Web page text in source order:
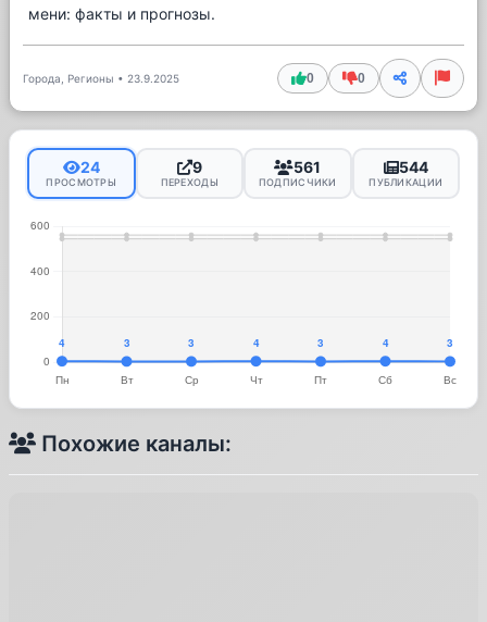
мени: факты и прогнозы.
Города, Регионы • 23.9.2025 0 0
24
ПРОСМОТРЫ
9
ПЕРЕХОДЫ
561
ПОДПИСЧИКИ
544
ПУБЛИКАЦИИ
Похожие каналы: